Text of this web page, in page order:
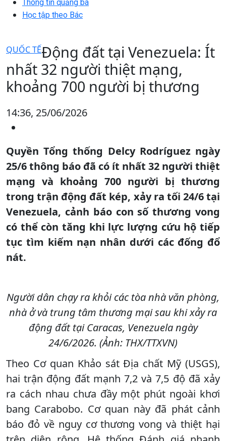
Thông tin quảng bá
Học tập theo Bác
QUỐC TẾĐộng đất tại Venezuela: Ít
nhất 32 người thiệt mạng,
khoảng 700 người bị thương
14:36, 25/06/2026
Quyền Tổng thống Delcy Rodríguez ngày
25/6 thông báo đã có ít nhất 32 người thiệt
mạng và khoảng 700 người bị thương
trong trận động đất kép, xảy ra tối 24/6 tại
Venezuela, cảnh báo con số thương vong
có thể còn tăng khi lực lượng cứu hộ tiếp
tục tìm kiếm nạn nhân dưới các đống đổ
nát.
Người dân chạy ra khỏi các tòa nhà văn phòng,
nhà ở và trung tâm thương mại sau khi xảy ra
động đất tại Caracas, Venezuela ngày
24/6/2026. (Ảnh: THX/TTXVN)
Theo Cơ quan Khảo sát Địa chất Mỹ (USGS),
hai trận động đất mạnh 7,2 và 7,5 độ đã xảy
ra cách nhau chưa đầy một phút ngoài khơi
bang Carabobo. Cơ quan này đã phát cảnh
báo đỏ về nguy cơ thương vong và thiệt hại